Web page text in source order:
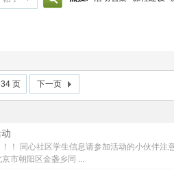
索
页 下一页
！ 同心社区学生信息请参加活动的小伙伴注
市朝阳区金盏乡同 ...